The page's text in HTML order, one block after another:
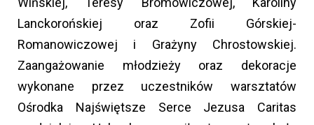
Lanckorońskiej oraz Zofii Górskiej-
Romanowiczowej i Grażyny Chrostowskiej.
Zaangażowanie młodzieży oraz dekoracje
wykonane przez uczestników warsztatów
Ośrodka Najświętsze Serce Jezusa Caritas